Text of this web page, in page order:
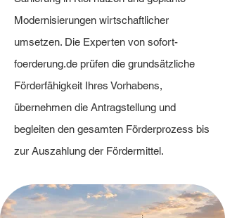
Modernisierungen wirtschaftlicher
umsetzen. Die Experten von sofort-
foerderung.de prüfen die grundsätzliche
Förderfähigkeit Ihres Vorhabens,
übernehmen die Antragstellung und
begleiten den gesamten Förderprozess bis
zur Auszahlung der Fördermittel.